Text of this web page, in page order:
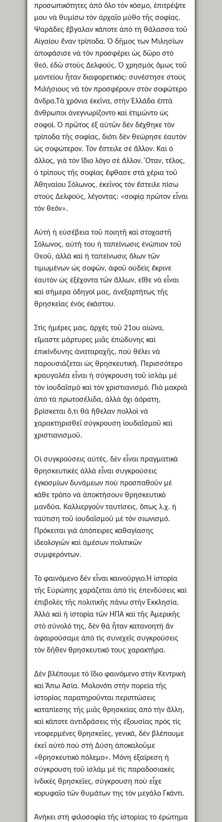
προσωπικότητες ἀπὸ ὅλο τὸν κόσμο, ἐπιτρέψτε
μου νὰ θυμίσω τὸν ἀρχαῖο μύθο τῆς σοφίας.
Ψαράδες ἔβγαλαν κάποτε ἀπὸ τὴ θάλασσα τοῦ
Αἰγαίου ἕναν τρίποδα. Ὁ δῆμος των Μιλησίων
ἀποφάσισε νὰ τὸν προσφέρει ὡς δῶρο στὸ
θεό, ἐδῶ στοὺς Δελφούς. Ὁ χρησμὸς ὅμως τοῦ
μαντείου ἦταν διαφορετικός: συνέστησε στοὺς
Μιλήσιους νὰ τὸν προσφέρουν στὸν σοφώτερο
ἄνδρα.Τὰ χρόνια ἐκεῖνα, στὴν Ἑλλάδα ἑπτὰ
ἄνθρωποι ἀνεγνωρίζοντο καὶ ἐτιμῶντο ὡς
σοφοί. Ὁ πρῶτος ἐξ αὐτῶν δὲν δέχθηκε τὸν
τρίποδα τῆς σοφίας, διότι δὲν θεώρησε ἑαυτὸν
ὡς σοφώτερον. Τὸν ἔστειλε σὲ ἄλλον. Καὶ ὁ
ἄλλος, γιὰ τὸν ἴδιο λόγο σὲ ἄλλον. Ὅταν, τέλος,
ὁ τρίπους τῆς σοφίας ἔφθασε στὰ χέρια τοῦ
Ἀθηναίου Σόλωνος, ἐκεῖνος τὸν ἔστειλε πίσω
στοὺς Δελφούς, λέγοντας: «σοφίᾳ πρῶτον εἶναι
τὸν θεόν».
Αὐτὴ ἡ εὐσέβεια τοῦ ποιητῆ καὶ στοχαστῆ
Σόλωνος, αὐτή του ἡ ταπείνωσις ἐνώπιον τοῦ
Θεοῦ, ἀλλὰ καὶ ἡ ταπείνωσις ὅλων τῶν
τιμωμένων ὡς σοφῶν, ἀφοῦ οὐδεὶς ἔκρινε
ἑαυτὸν ὡς ἐξέχοντα τῶν ἄλλων, εἴθε νὰ εἶναι
καὶ σήμερα ὁδηγοί μας, ἀνεξαρτήτως τῆς
θρησκείας ἑνὸς ἑκάστου.
Στὶς ἡμέρες μας, ἀρχές τοῦ 21ου αἰώνα,
εἴμαστε μάρτυρες μιᾶς ἐπώδυνης καὶ
ἐπικίνδυνης ἀναταραχῆς, ποὺ θέλει νὰ
παρουσιάζεται ὡς θρησκευτική. Περισσότερο
κραυγαλέα εἶναι ἡ σύγκρουση τοῦ ἰσλὰμ μὲ
τὸν ἰουδαϊσμὸ καὶ τὸν χριστιανισμό. Πιὸ μακριὰ
ἀπὸ τὰ πρωτοσέλιδα, ἀλλὰ ὄχι ἀόρατη,
βρίσκεται ὅ,τι θὰ ἤθελαν πολλοὶ νὰ
χαρακτηρισθεῖ σύγκρουση ἰουδαϊσμοῦ καὶ
χριστιανισμοῦ.
Οἱ συγκρούσεις αὐτές, δὲν εἶναι πραγματικὰ
θρησκευτικὲς ἀλλὰ εἶναι συγκρούσεις
ἐγκοσμίων δυνάμεων ποὺ προσπαθοῦν μὲ
κάθε τρόπο νὰ ἀποκτήσουν θρησκευτικὸ
μανδύα. Καλλιεργοῦν ταυτίσεις, ὅπως λ.χ. ἡ
ταύτιση τοῦ ἰουδαϊσμοῦ μὲ τὸν σιωνισμό.
Πρόκειται γιὰ ἀπόπειρες καθαγίασης
ἰδεολογιῶν καὶ ἀμέσων πολιτικῶν
συμφερόντων.
Τὸ φαινόμενο δὲν εἶναι καινούργιο.Ἡ ἱστορία
τῆς Εὐρώπης χαράζεται ἀπὸ τὶς ἐπενδύσεις καὶ
ἐπιβολὲς τῆς πολιτικῆς πάνω στὴν Ἐκκλησία.
Ἀλλὰ καὶ ἡ ἱστορία τῶν ΗΠΑ καὶ τῆς Ἀμερικῆς
στὸ σύνολό της, δὲν θὰ ἦταν κατανοητὴ ἂν
ἀφαιρούσαμε ἀπὸ τὶς συνεχεῖς συγκρούσεις
τὸν δῆθεν θρησκευτικό τους χαρακτήρα.
Δὲν βλέπουμε τὸ ἴδιο φαινόμενο στὴν Κεντρικὴ
καὶ Ἄπω Ἀσία. Μολονότι στὴν πορεία τῆς
ἱστορίας παρατηροῦνται περιπτώσεις
καταπίεσης τῆς μιᾶς θρησκείας ἀπὸ τὴν ἄλλη,
καὶ κάποτε ἀντιδράσεις τῆς ἐξουσίας πρὸς τὶς
νεοφερμένες θρησκεῖες, γενικά, δὲν βλέπουμε
ἐκεῖ αὐτὸ ποὺ στὴ Δύση ἀποκαλοῦμε
«θρησκευτικὸ πόλεμο». Μόνη ἐξαίρεση ἡ
σύγκρουση τοῦ ἰσλάμ μὲ τὶς παραδοσιακὲς
ἰνδικὲς θρησκεῖες, σύγκρουση ποὺ εἶχε
κορυφαῖο τῶν θυμάτων της τὸν μεγάλο Γκάντι.
Ἀνήκει στὴ φιλοσοφία τῆς ἱστορίας τὸ ἐρώτημα